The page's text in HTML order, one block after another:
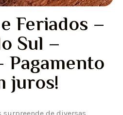
Feriados –
Sul –
Pagamento
juros!